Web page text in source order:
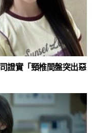
證實「頸椎間盤突出惡